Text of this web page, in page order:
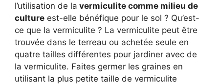
l’utilisation de la vermiculite comme milieu de
culture est-elle bénéfique pour le sol ? Qu’est-
ce que la vermiculite ? La vermiculite peut être
trouvée dans le terreau ou achetée seule en
quatre tailles différentes pour jardiner avec de
la vermiculite. Faites germer les graines en
utilisant la plus petite taille de vermiculite